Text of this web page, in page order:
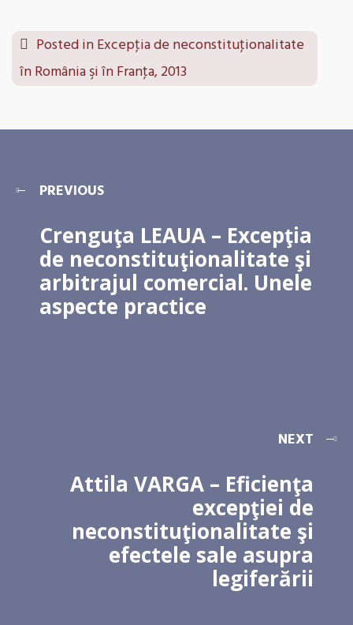
Posted inExcepţia de neconstituţionalitate
în România şi în Franţa, 2013
PREVIOUS
Crenguţa LEAUA – Excepţia
de neconstituţionalitate şi
arbitrajul comercial. Unele
aspecte practice
NEXT
Attila VARGA – Eficienţa
excepţiei de
neconstituţionalitate şi
efectele sale asupra
legiferării